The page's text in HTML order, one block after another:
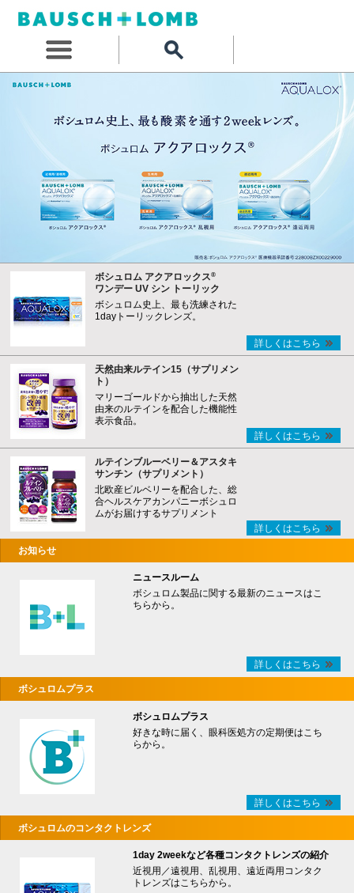
ボシュロム アクアロックス®
ワンデー UV シン トーリック
ボシュロム史上、最も洗練された
1dayトーリックレンズ。
詳しくはこちら
天然由来ルテイン15（サプリメン
ト）
マリーゴールドから抽出した天然
由来のルテインを配合した機能性
表示食品。
詳しくはこちら
ルテインブルーベリー＆アスタキ
サンチン（サプリメント）
北欧産ビルベリーを配合した、総
合ヘルスケアカンパニーボシュロ
ムがお届けするサプリメント
詳しくはこちら
お知らせ
ニュースルーム
ボシュロム製品に関する最新のニュースはこ
ちらから。
詳しくはこちら
ボシュロムプラス
ボシュロムプラス
好きな時に届く、眼科医処方の定期便はこち
らから。
詳しくはこちら
ボシュロムのコンタクトレンズ
1day 2weekなど各種コンタクトレンズの紹介
近視用／遠視用、乱視用、遠近両用コンタク
トレンズはこちらから。